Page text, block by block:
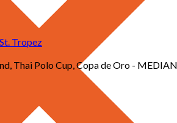
St. Tropez
Thai Polo Cup, Copa de Oro -